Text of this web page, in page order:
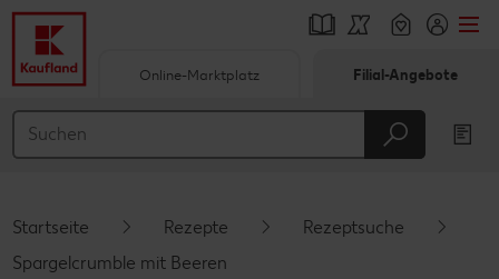
Hauptinhalt
Schwebender Seitenbereich
Online-Marktplatz Filial-Angebote
Startseite Rezepte
Rezeptsuche
Spargelcrumble mit Beeren